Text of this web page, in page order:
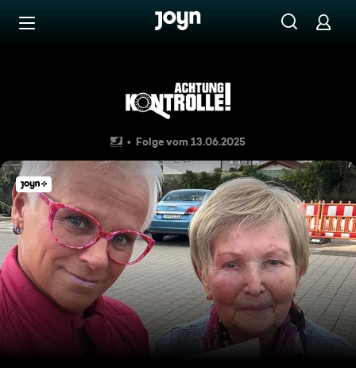
Zum Inhalt springen
Thema u.a.:
Folge vom 13.06.2025